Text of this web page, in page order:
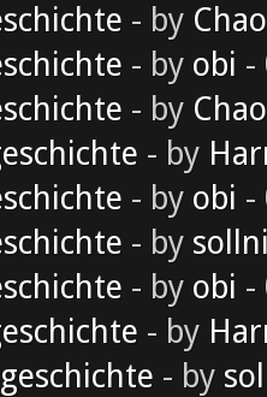
- by
- by obi -
- by
- by
- by obi -
- by
- by obi -
- by
- by